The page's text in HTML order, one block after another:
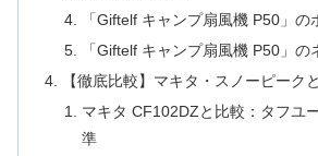
「Giftelf キャンプ扇風機 P50」の
「Giftelf キャンプ扇風機 P50」の
【徹底比較】マキタ・スノーピーク
マキタ CF102DZと比較：タフユ
準